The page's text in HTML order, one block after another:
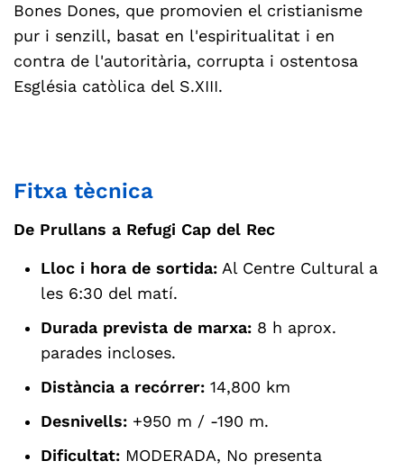
Bones Dones, que promovien el cristianisme
pur i senzill, basat en l'espiritualitat i en
contra de l'autoritària, corrupta i ostentosa
Església catòlica del S.XIII.
Fitxa tècnica
De Prullans a Refugi Cap del Rec
Lloc i hora de sortida: Al Centre Cultural a
les 6:30 del matí.
Durada prevista de marxa: 8 h aprox.
parades incloses.
Distància a recórrer: 14,800 km
Desnivells: +950 m / -190 m.
Dificultat: MODERADA, No presenta